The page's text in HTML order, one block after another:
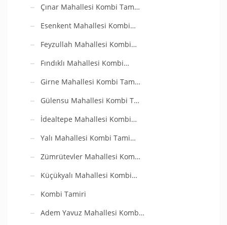
Çınar Mahallesi Kombi Tam…
Esenkent Mahallesi Kombi…
Feyzullah Mahallesi Kombi…
Fındıklı Mahallesi Kombi…
Girne Mahallesi Kombi Tam…
Gülensu Mahallesi Kombi T…
İdealtepe Mahallesi Kombi…
Yalı Mahallesi Kombi Tami…
Zümrütevler Mahallesi Kom…
Küçükyalı Mahallesi Kombi…
Kombi Tamiri
Adem Yavuz Mahallesi Komb…